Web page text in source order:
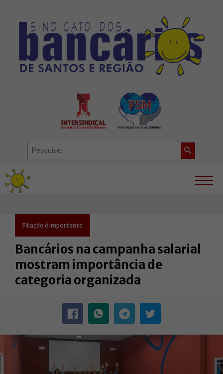
Filiação é importante
Bancários na campanha salarial
mostram importância de
categoria organizada